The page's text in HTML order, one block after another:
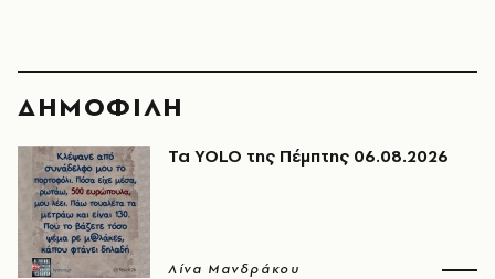
ΔΗΜΟΦΙΛΗ
Τα YOLO της Πέμπτης 06.08.2026
Λίνα Μανδράκου